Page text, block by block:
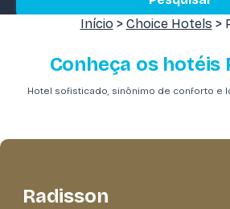
Início > Choice Hotels >
Conheça os hotéis
Hotel sofisticado, sinônimo de conforto e
Radisson